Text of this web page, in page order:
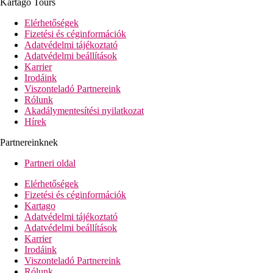
büféétterem
tartózkodásonkét 1x ingyenesen, keleti térítés ellenében,
mindegyik esetében előzetes foglalás szükséges)
lobby-bár
2 bár
2 pool-bár
Wi-Fi a hallban ingyenesen, valamint a strandon 09:00 és
24:00 óra között)
üzletek
6 medence (2 télen fűtött), napágyak, napernyők és
strandbár
fűtött medence,
3 gyermekmedence
miniklub
játszótér
Tengerpart
durvahomokos/kavicsos tengerpart
napágyak, napernyők és törölközők ingyenesen
strandbár
Kartago Tours
Elérhetőségek
Fizetési és céginformációk
Adatvédelmi tájékoztató
Adatvédelmi beállítások
Karrier
Irodáink
Viszonteladó Partnereink
Rólunk
Akadálymentesítési nyilatkozat
Hírek
Partnereinknek
Partneri oldal
Elérhetőségek
Fizetési és céginformációk
Kartago
Adatvédelmi tájékoztató
Adatvédelmi beállítások
Karrier
Irodáink
Viszonteladó Partnereink